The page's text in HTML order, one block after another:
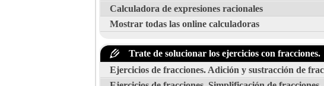
Calculadora de expresiones racionales
Mostrar todas las online calculadoras
Trate de solucionar los ejercicios con fracciones.
Ejercicios de fracciones. Adición y sustracción de